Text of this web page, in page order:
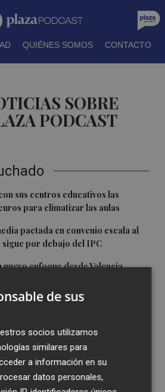
QUIÉNES SOMOS CONTACTO
SOBRE
PODCAST
sus centros educativos las
para climatizar las aulas
pactada en convenio escala al
sigue por debajo del IPC
enfoque desde Valencia
de Cartagena estrena pavimento:
Morería Baja como nuevo eje
Campounión renuncia al limón y
a Fuente Álamo
de sus
socios utilizamos
similares para
a información en su
datos personales,